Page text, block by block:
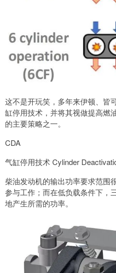
这不是开玩笑，多年来伊顿、皆
缸停用技术，并将其视做提高燃
的主要策略之一。
CDA
气缸停用技术 Cylinder
柴油发动机的输出功率要求范围
参与工作；而在低负载条件下，
地产生所需的功率。